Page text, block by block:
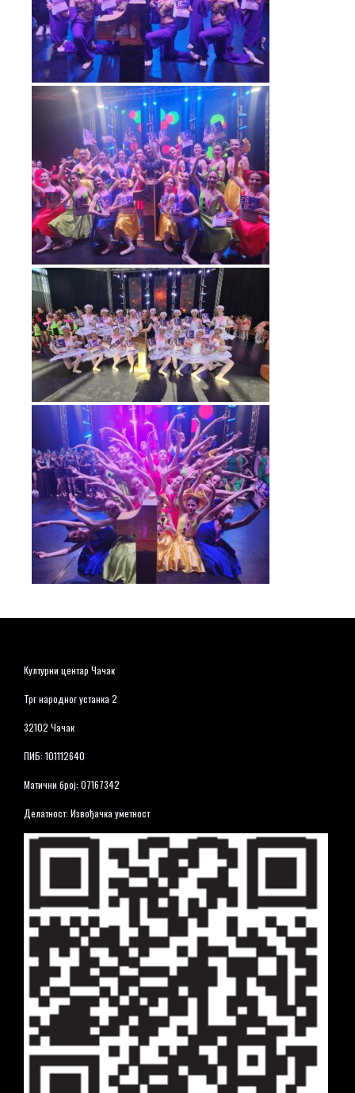
Културни центар Чачак
Трг народног устанка 2
32102 Чачак
ПИБ: 101112640
Матични број: 07167342
Делатност: Извођачка уметност